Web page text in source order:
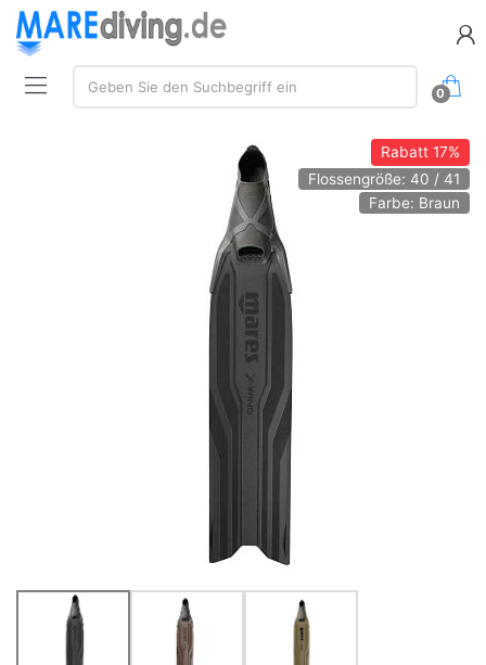
Suche:
Geben Sie den Suchbegriff ein
0
Rabatt17%
Flossengröße: 40 / 41
Farbe: Braun